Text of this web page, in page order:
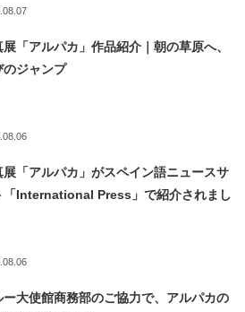
展「アルパカ」作品紹介｜朝の草原へ、
のジャンプ
展「アルパカ」がスペイン語ニュースサ
「International Press」で紹介されまし
ー大使館商務部のご協力で、アルパカの